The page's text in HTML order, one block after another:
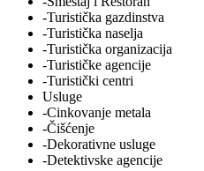
-Turistička gazdinstva
-Turistička naselja
-Turistička organizacija
-Turističke agencije
-Turistički centri
Usluge
-Cinkovanje metala
-Čišćenje
-Dekorativne usluge
-Detektivske agencije